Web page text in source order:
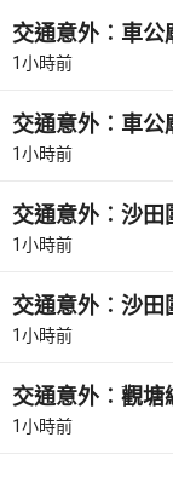
交通意外︰車
1小時前
交通意外︰車
1小時前
交通意外︰沙
1小時前
交通意外︰沙
1小時前
交通意外︰觀
1小時前